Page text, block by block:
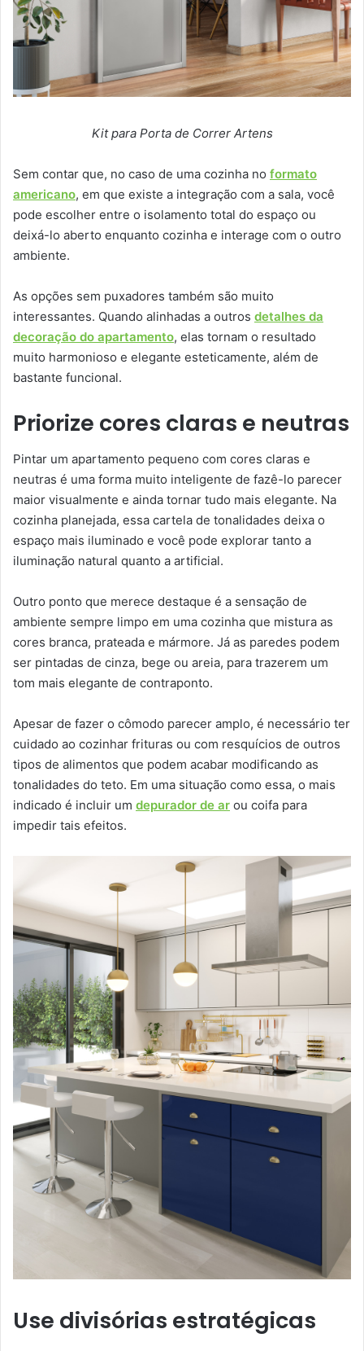
Kit para Porta de Correr Artens
Sem contar que, no caso de uma cozinha no formato
americano, em que existe a integração com a sala, você
pode escolher entre o isolamento total do espaço ou
deixá-lo aberto enquanto cozinha e interage com o outro
ambiente.
As opções sem puxadores também são muito
interessantes. Quando alinhadas a outros detalhes da
decoração do apartamento, elas tornam o resultado
muito harmonioso e elegante esteticamente, além de
bastante funcional.
Priorize cores claras e neutras
Pintar um apartamento pequeno com cores claras e
neutras é uma forma muito inteligente de fazê-lo parecer
maior visualmente e ainda tornar tudo mais elegante. Na
cozinha planejada, essa cartela de tonalidades deixa o
espaço mais iluminado e você pode explorar tanto a
iluminação natural quanto a artificial.
Outro ponto que merece destaque é a sensação de
ambiente sempre limpo em uma cozinha que mistura as
cores branca, prateada e mármore. Já as paredes podem
ser pintadas de cinza, bege ou areia, para trazerem um
tom mais elegante de contraponto.
Apesar de fazer o cômodo parecer amplo, é necessário ter
cuidado ao cozinhar frituras ou com resquícios de outros
tipos de alimentos que podem acabar modificando as
tonalidades do teto. Em uma situação como essa, o mais
indicado é incluir um depurador de ar ou coifa para
impedir tais efeitos.
Use divisórias estratégicas